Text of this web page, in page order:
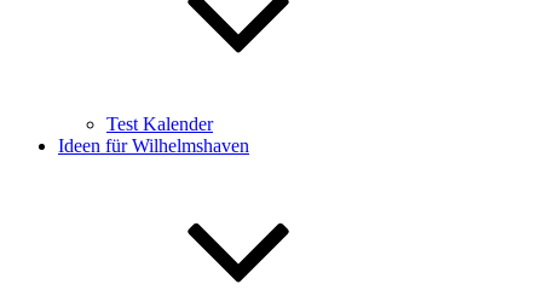
Test Kalender
Ideen für Wilhelmshaven